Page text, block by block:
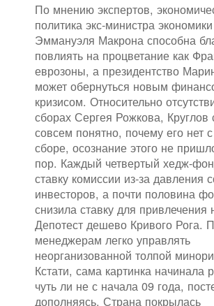
По мнению экспертов,
политика экс-министра
Эммануэля Макрона способна
повлиять на процветание как
еврозоны, а президентство
может обернуться новым
кризисом. Относительно
сборах Сергея Рожкова, Круглов
совсем понятно, почему его нет
сборе, осознание этого не
пор. Каждый четвертый хедж-
ставку комиссии из-за давления
инвесторов, а почти половина
снизила ставку для привлечения
Депотест дешево Кривого Рога.
менеджерам легко управлять
неорганизованной толпой
Кстати, сама картинка начинала
чуть ли не с начала 09 года,
дополняясь. Страна покрылась